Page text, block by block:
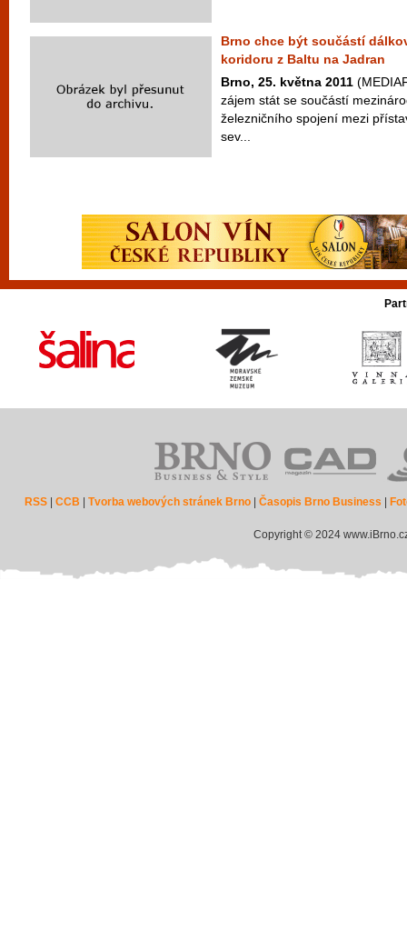
Brno chce být součástí
koridoru z Baltu na Jadran
Brno, 25. května 2011
zájem stát se součástí
železničního spojení mezi
sev...
RSS |CCB |Tvorba webových stránek Brno |Časopis Brno Business
Copyright © 2024